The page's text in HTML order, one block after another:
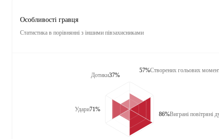
Особливості гравця
Статистика в порівнянні з іншими півзахисниками
Дотики37%
Удари71%
Створених гольових
57%
Виграні повітряні
86%